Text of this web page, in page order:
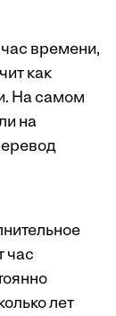
времени,
как
На самом
на
час
лет